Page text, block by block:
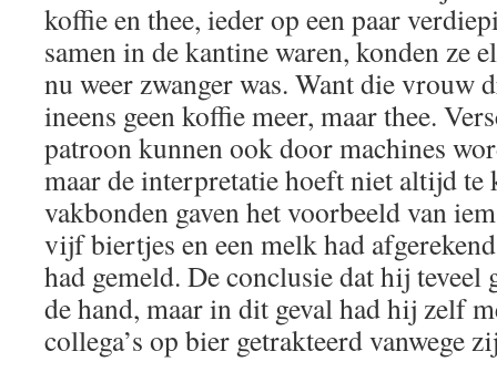
koffie en thee, ieder op een paar
samen in de kantine waren, konden ze
nu weer zwanger was. Want die vrouw
ineens geen koffie meer, maar thee.
patroon kunnen ook door machines
maar de interpretatie hoeft niet altijd te
vakbonden gaven het voorbeeld van
vijf biertjes en een melk had
had gemeld. De conclusie dat hij teveel
de hand, maar in dit geval had hij zelf
collega’s op bier getrakteerd vanwege